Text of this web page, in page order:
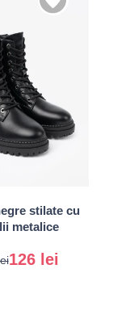
stilate cu
metalice
126 lei
37